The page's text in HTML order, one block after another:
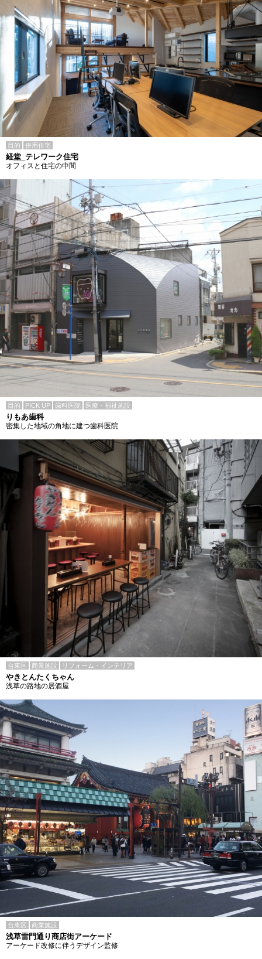
目的 併用住宅
経堂_テレワーク住宅
オフィスと住宅の中間
目的 PICK UP 歯科医院 医療・福祉施設
りもあ歯科
密集した地域の角地に建つ歯科医院
台東区 商業施設 リフォーム・インテリア
やきとんたくちゃん
浅草の路地の居酒屋
台東区 商業施設
浅草雷門通り商店街アーケード
アーケード改修に伴うデザイン監修